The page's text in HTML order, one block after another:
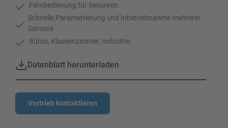
Fernbedienung für Sensoren
Schnelle Parametrierung und Inbetriebnahme mehrerer
Sensore
Büros, Klassenzimmer, Industrie
Datenblatt herunterladen
Vertrieb kontaktieren